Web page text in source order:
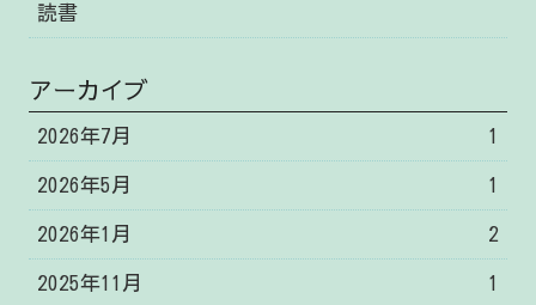
読書
アーカイブ
2026年7月 1
2026年5月 1
2026年1月 2
2025年11月 1